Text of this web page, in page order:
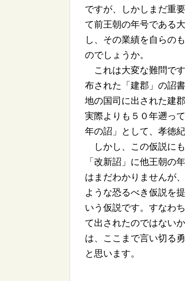
ですが、しかしまだ重
て前王朝の年号である
し、その業績を自らの
のでしょうか。
これは大変な難問で
布された「建郡」の詔
地の国司に出された建
実際よりも５０年遡っ
年の詔」として、孝徳
しかし、この仮説に
「改新詔」に他王朝の
はまだわかりませんが
ような恐るべき仮説を
いう仮説です。すなわ
て出されたのではない
は、ここまで言い切る
と思います。